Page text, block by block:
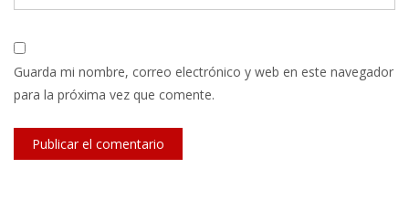
Guarda mi nombre, correo electrónico y web en este navegador
para la próxima vez que comente.